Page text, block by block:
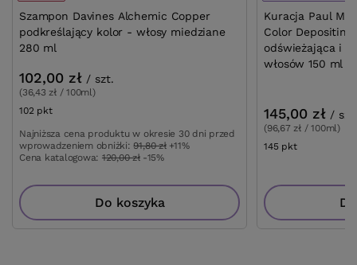
Szampon Davines Alchemic Copper
podkreślający kolor - włosy miedziane
280 ml
102,00 zł / szt.
(36,43 zł / 100ml)
102 pktpunktów
Najniższa cena produktu w okresie 30 dni przed
wprowadzeniem obniżki:91,80 zł +11%
Cena katalogowa: 120,00 zł -15%
Do koszyka
Kuracja Paul
Color
odświeżająca i
włosów 150 ml
145,00 zł /
(96,67 zł / 100ml)
145 pktpunktów